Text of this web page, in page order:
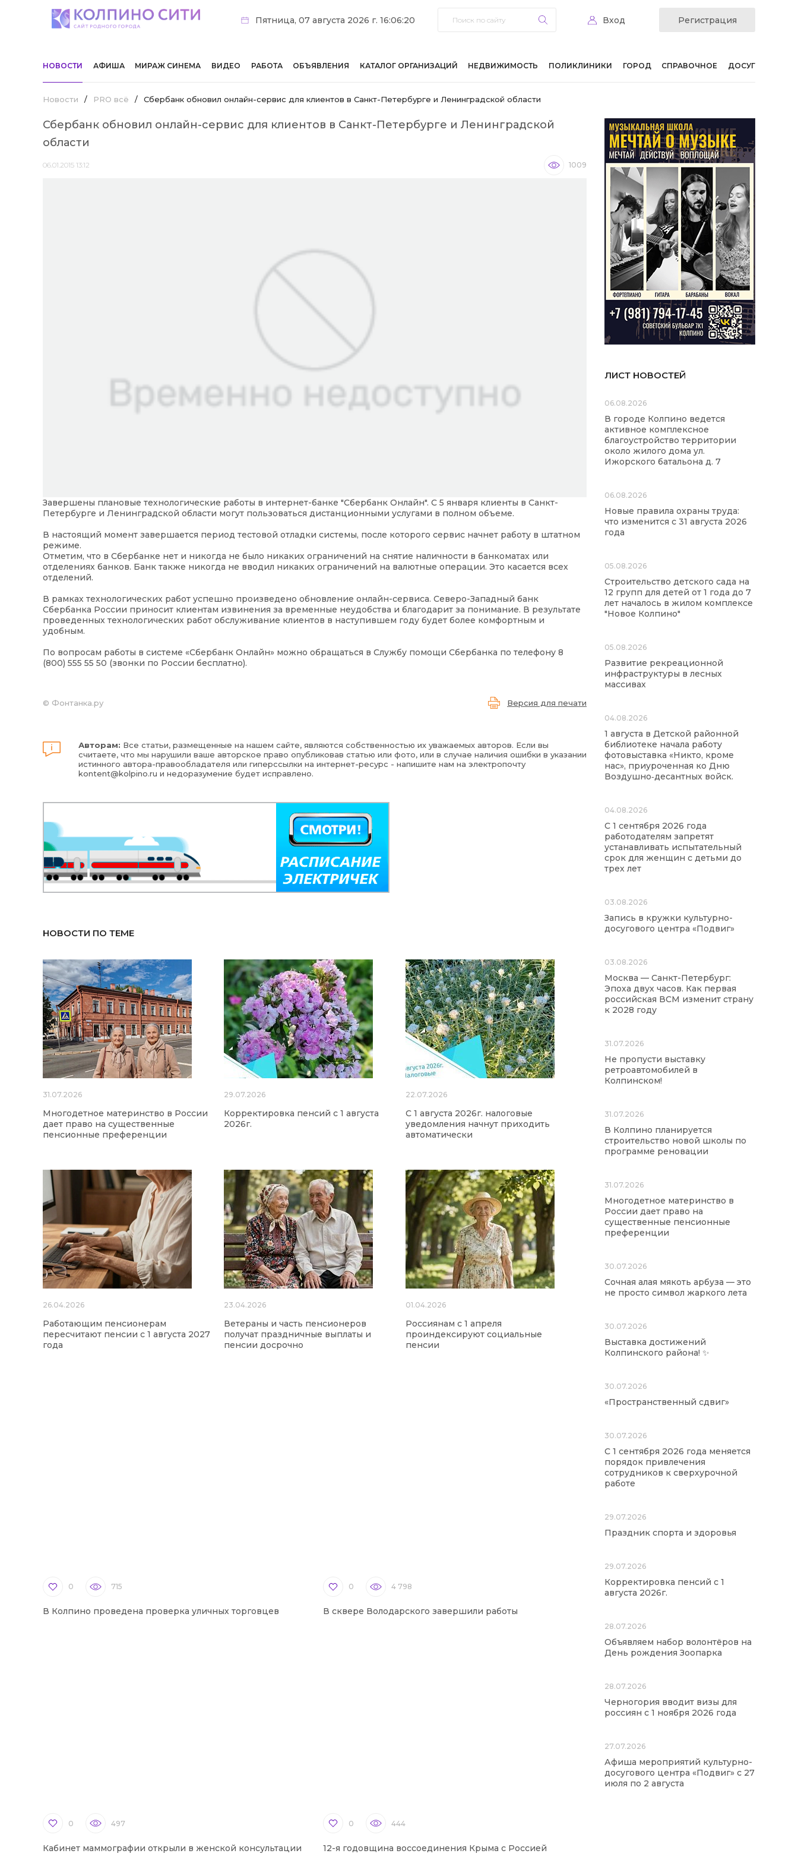
Пятница, 07 августа 2026 г. 16:06:20 Вход Регистрация
НОВОСТИ АФИША МИРАЖ СИНЕМА ВИДЕО РАБОТА ОБЪЯВЛЕНИЯ КАТАЛОГ ОРГАНИЗАЦИЙ НЕДВИЖИМОСТЬ ПОЛИКЛИНИКИ ГОРОД СПРАВОЧНОЕ ДОСУГ
Новости / PRO всё / Сбербанк обновил онлайн-сервис для клиентов в Санкт-Петербурге и Ленинградской области
Сбербанк обновил онлайн-сервис для клиентов в Санкт-Петербурге и Ленинградской
области
06.01.2015 13:12 1009
Завершены плановые технологические работы в интернет-банке "Сбербанк Онлайн". С 5 января клиенты в Санкт-
Петербурге и Ленинградской области могут пользоваться дистанционными услугами в полном объеме.
В настоящий момент завершается период тестовой отладки системы, после которого сервис начнет работу в штатном
режиме.
Отметим, что в Сбербанке нет и никогда не было никаких ограничений на снятие наличности в банкоматах или
отделениях банков. Банк также никогда не вводил никаких ограничений на валютные операции. Это касается всех
отделений.
В рамках технологических работ успешно произведено обновление онлайн-сервиса. Северо-Западный банк
Сбербанка России приносит клиентам извинения за временные неудобства и благодарит за понимание. В результате
проведенных технологических работ обслуживание клиентов в наступившем году будет более комфортным и
удобным.
По вопросам работы в системе «Сбербанк Онлайн» можно обращаться в Службу помощи Сбербанка по телефону 8
(800) 555 55 50 (звонки по России бесплатно).
© Фонтанка.ру Версия для печати
Авторам: Все статьи, размещенные на нашем сайте, являются собственностью их уважаемых авторов. Если вы
считаете, что мы нарушили ваше авторское право опубликовав статью или фото, или в случае наличия ошибки в указании
истинного автора-правообладателя или гиперссылки на интернет-ресурс - напишите нам на электропочту
kontent@kolpino.ru и недоразумение будет исправлено.
НОВОСТИ ПО ТЕМЕ
31.07.2026
Многодетное материнство в России
дает право на существенные
пенсионные преференции
29.07.2026
Корректировка пенсий с 1 августа
2026г.
22.07.2026
С 1 августа 2026г. налоговые
уведомления начнут приходить
автоматически
26.04.2026
Работающим пенсионерам
пересчитают пенсии с 1 августа 2027
года
23.04.2026
Ветераны и часть пенсионеров
получат праздничные выплаты и
пенсии досрочно
01.04.2026
Россиянам с 1 апреля
проиндексируют социальные
пенсии
0 715
В Колпино проведена проверка уличных торговцев
0 4 798
В сквере Володарского завершили работы
0 497
Кабинет маммографии открыли в женской консультации
0 444
12-я годовщина воссоединения Крыма с Россией
ЛИСТ НОВОСТЕЙ
06.08.2026
В городе Колпино ведется
активное комплексное
благоустройство территории
около жилого дома ул.
Ижорского батальона д. 7
06.08.2026
Новые правила охраны труда:
что изменится с 31 августа 2026
года
05.08.2026
Строительство детского сада на
12 групп для детей от 1 года до 7
лет началось в жилом комплексе
"Новое Колпино"
05.08.2026
Развитие рекреационной
инфраструктуры в лесных
массивах
04.08.2026
1 августа в Детской районной
библиотеке начала работу
фотовыставка «Никто, кроме
нас», приуроченная ко Дню
Воздушно‑десантных войск.
04.08.2026
С 1 сентября 2026 года
работодателям запретят
устанавливать испытательный
срок для женщин с детьми до
трех лет
03.08.2026
Запись в кружки культурно-
досугового центра «Подвиг»
03.08.2026
Москва — Санкт-Петербург:
Эпоха двух часов. Как первая
российская ВСМ изменит страну
к 2028 году
31.07.2026
Не пропусти выставку
ретроавтомобилей в
Колпинском!
31.07.2026
В Колпино планируется
строительство новой школы по
программе реновации
31.07.2026
Многодетное материнство в
России дает право на
существенные пенсионные
преференции
30.07.2026
Сочная алая мякоть арбуза — это
не просто символ жаркого лета
30.07.2026
Выставка достижений
Колпинского района! ✨
30.07.2026
«Пространственный сдвиг»
30.07.2026
С 1 сентября 2026 года меняется
порядок привлечения
сотрудников к сверхурочной
работе
29.07.2026
Праздник спорта и здоровья
29.07.2026
Корректировка пенсий с 1
августа 2026г.
28.07.2026
Объявляем набор волонтёров на
День рождения Зоопарка
28.07.2026
Черногория вводит визы для
россиян с 1 ноября 2026 года
27.07.2026
Афиша мероприятий культурно-
досугового центра «Подвиг» с 27
июля по 2 августа